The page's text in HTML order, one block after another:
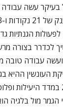
עשה עבודה
הגנתיות
לכדרר בצורה
עבודה טובה